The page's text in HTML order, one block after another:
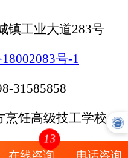
镇工业大道283号
号-1
31585858
烹饪高级技工学校
在线咨询
13
电话咨询